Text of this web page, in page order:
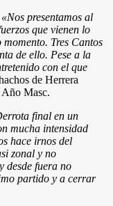
«Nos presentamos al
que vienen lo
Tres Cantos
de ello. Pese a la
con el que
de Herrera
Masc.
final en un
mucha intensidad
hace irnos del
zonal y no
desde fuera no
partido y a cerrar